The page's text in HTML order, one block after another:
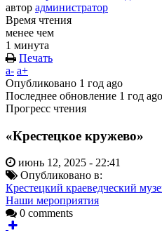
автор администратор
Время чтения
менее чем
1 минута
Печать
a- a+
Опубликовано 1 год ago
Последнее обновление 1 год ago
Прогресс чтения
«Крестецкое кружево»
июнь 12, 2025 - 22:41
Опубликовано в:
Крестецкий краеведческий
Наши мероприятия
0 comments